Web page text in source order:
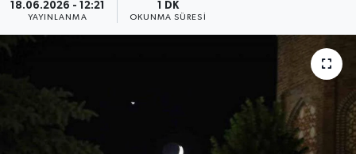
18.06.2026 - 12:21
YAYINLANMA
1 DK
OKUNMA SÜRESI